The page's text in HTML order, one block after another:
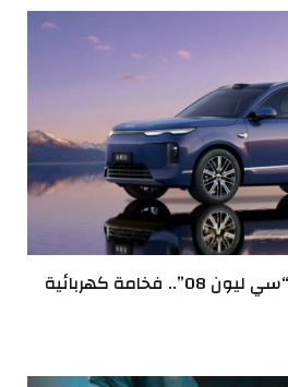
بي واي دي تكشف عن “سي ليون 08”.. فخامة كهربائية